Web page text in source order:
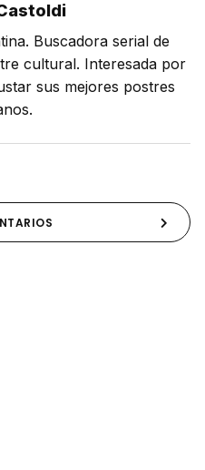
Buscadora serial de
cultural. Interesada por
sus mejores postres